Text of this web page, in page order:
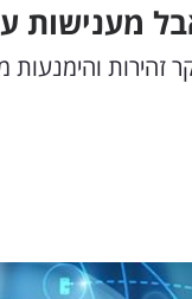
מענישות
והימנעות